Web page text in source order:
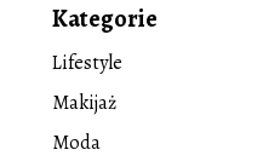
Kategorie
Lifestyle
Makijaż
Moda